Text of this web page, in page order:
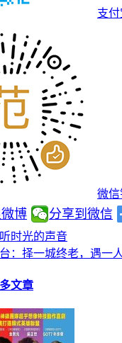
支
微
博 分享到微信
时光的声音
：择一城终老，遇一
文章